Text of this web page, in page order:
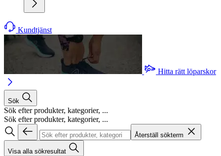
Kundtjänst
Hitta rätt löparskor
Sök
Sök efter produkter, kategorier, ...
Sök efter produkter, kategorier, ...
Återställ sökterm
Visa alla sökresultat